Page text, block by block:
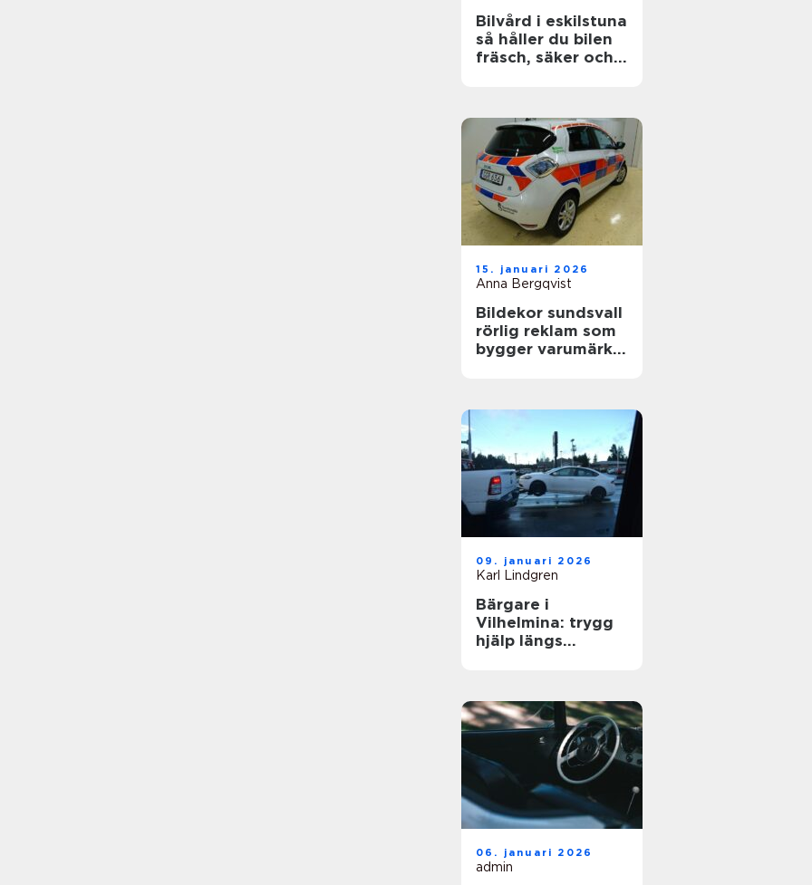
Bilvård i eskilstuna
så håller du bilen
fräsch, säker och
15. januari 2026
Anna Bergqvist
Bildekor sundsvall
rörlig reklam som
bygger varumärke
09. januari 2026
Karl Lindgren
Bärgare i
Vilhelmina: trygg
hjälp längs
06. januari 2026
admin